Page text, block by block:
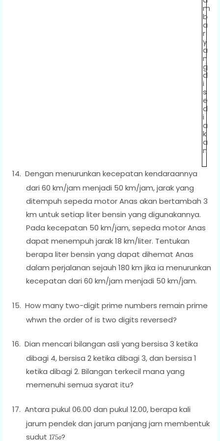
m
b
a
r
y
a
n
g
d
i
s
e
d
i
a
k
a
n
14. Dengan menurunkan kecepatan kendaraannya
dari 60 km/jam menjadi 50 km/jam, jarak yang
ditempuh sepeda motor Anas akan bertambah 3
km untuk setiap liter bensin yang digunakannya.
Pada kecepatan 50 km/jam, sepeda motor Anas
dapat menempuh jarak 18 km/liter. Tentukan
berapa liter bensin yang dapat dihemat Anas
dalam perjalanan sejauh 180 km jika ia menurunkan
kecepatan dari 60 km/jam menjadi 50 km/jam.
15. How many two-digit prime numbers remain prime
whwn the order of is two digits reversed?
16. Dian mencari bilangan asli yang bersisa 3 ketika
dibagi 4, bersisa 2 ketika dibagi 3, dan bersisa 1
ketika dibagi 2. Bilangan terkecil mana yang
memenuhi semua syarat itu?
17. Antara pukul 06.00 dan pukul 12.00, berapa kali
jarum pendek dan jarum panjang jam membentuk
sudut 175o?